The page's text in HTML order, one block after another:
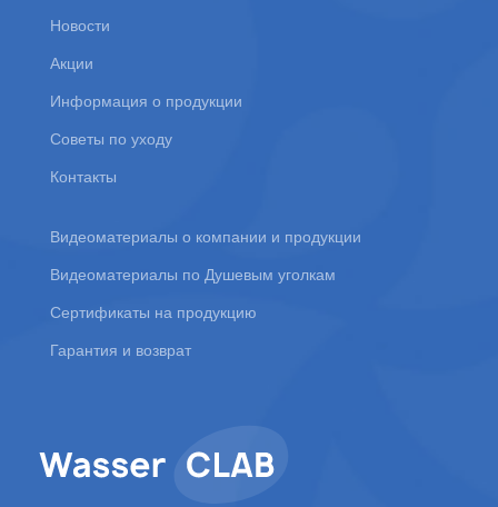
Новости
Акции
Информация о продукции
Советы по уходу
Контакты
Видеоматериалы о компании и продукции
Видеоматериалы по Душевым уголкам
Сертификаты на продукцию
Гарантия и возврат